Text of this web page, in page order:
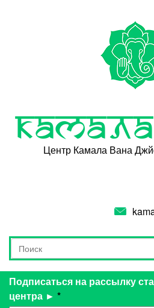
Центр Камала Вана
Форма поиска
Подписаться на рассылку
центра ► *